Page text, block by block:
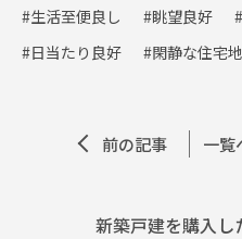
#生活至便良し #眺望良好
#日当たり良好
#閑静な住宅地
前の記事 一覧
新築戸建を購入し